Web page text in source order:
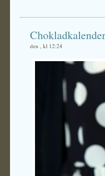
den , kl 12:24